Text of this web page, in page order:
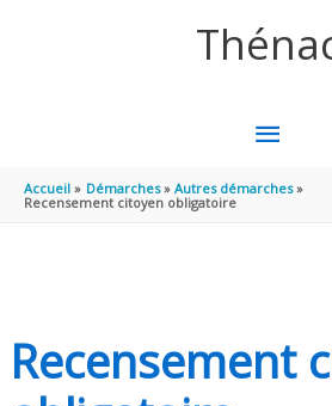
MENU
Accueil Démarches
Autres démarches
Recensement citoyen obligatoire
Recensement